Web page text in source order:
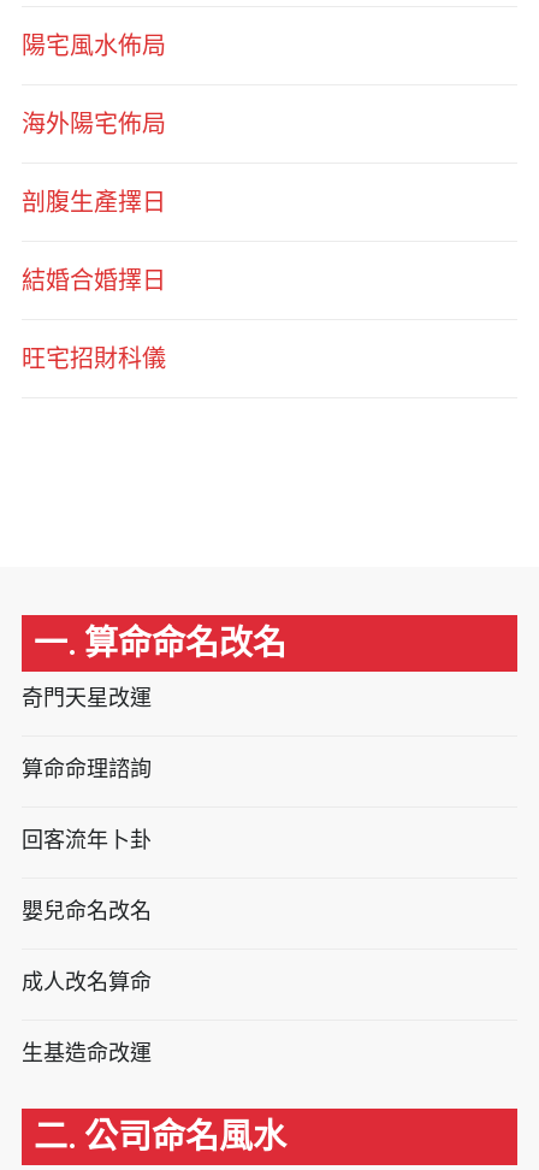
陽宅風水佈局
海外陽宅佈局
剖腹生產擇日
結婚合婚擇日
旺宅招財科儀
一. 算命命名改名
奇門天星改運
算命命理諮詢
回客流年卜卦
嬰兒命名改名
成人改名算命
生基造命改運
二. 公司命名風水